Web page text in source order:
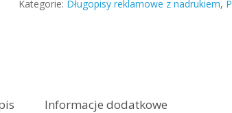
Kategorie: Długopisy reklamowe z nadrukiem,
Informacje dodatkowe